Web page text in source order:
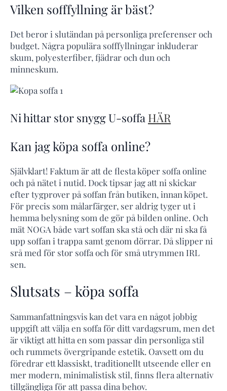
Vilken sofffyllning är bäst?
Det beror i slutändan på personliga preferenser och
budget. Några populära sofffyllningar inkluderar
skum, polyesterfiber, fjädrar och dun och
minneskum.
Ni hittar stor snygg U-soffa HÄR
Kan jag köpa soffa online?
Självklart! Faktum är att de flesta köper soffa online
och på nätet i nutid. Dock tipsar jag att ni skickar
efter tygprover på soffan från butiken, innan köpet.
För precis som målarfärger, ser aldrig tyger ut i
hemma belysning som de gör på bilden online. Och
mät NOGA både vart soffan ska stå och där ni ska få
upp soffan i trappa samt genom dörrar. Då slipper ni
srå med för stor soffa och för små utrymmen IRL
sen.
Slutsats – köpa soffa
Sammanfattningsvis kan det vara en något jobbig
uppgift att välja en soffa för ditt vardagsrum, men det
är viktigt att hitta en som passar din personliga stil
och rummets övergripande estetik. Oavsett om du
föredrar ett klassiskt, traditionellt utseende eller en
mer modern, minimalistisk stil, finns flera alternativ
tillgängliga för att passa dina behov.